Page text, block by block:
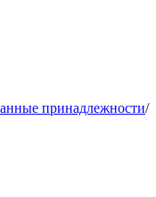
принадлежности/